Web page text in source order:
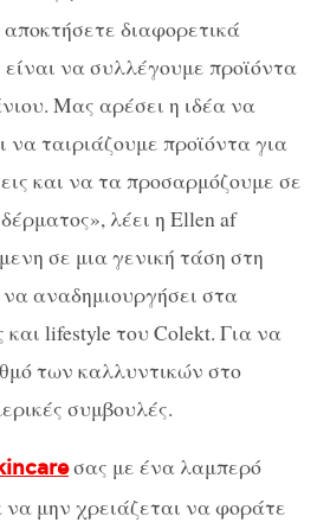
διαφορετικά
να συλλέγουμε προϊόντα
Μας αρέσει η ιδέα να
να ταιριάζουμε προϊόντα για
και να τα προσαρμόζουμε σε
λέει η Ellen af
σε μια γενική τάση στη
αναδημιουργήσει στα
lifestyle του Colekt. Για να
των καλλυντικών στο
συμβουλές.
σας με ένα λαμπερό
μην χρειάζεται να φοράτε